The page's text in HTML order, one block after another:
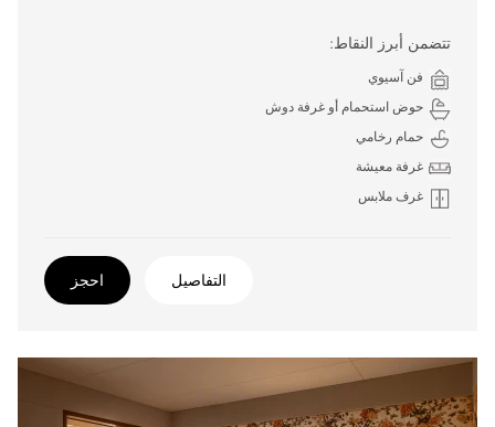
تتضمن أبرز النقاط:
فن آسيوي
حوض استحمام أو غرفة دوش
حمام رخامي
غرفة معيشة
غرف ملابس
التفاصيل احجز